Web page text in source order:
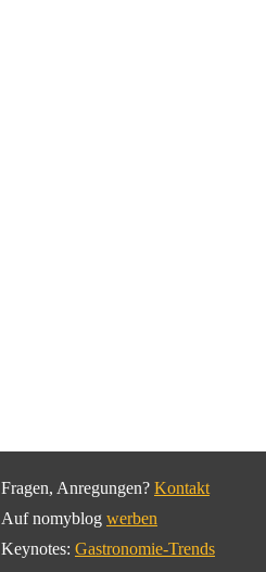
Fragen, Anregungen? Kontakt
Auf nomyblog werben
Keynotes: Gastronomie-Trends